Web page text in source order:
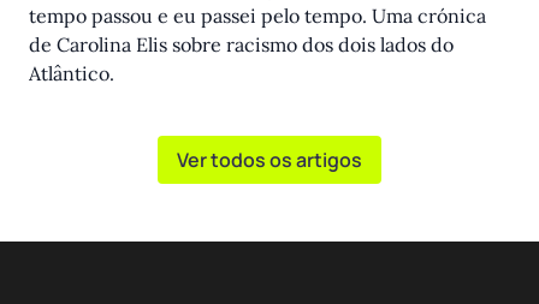
tempo passou e eu passei pelo tempo. Uma crónica
de Carolina Elis sobre racismo dos dois lados do
Atlântico.
Ver todos os artigos